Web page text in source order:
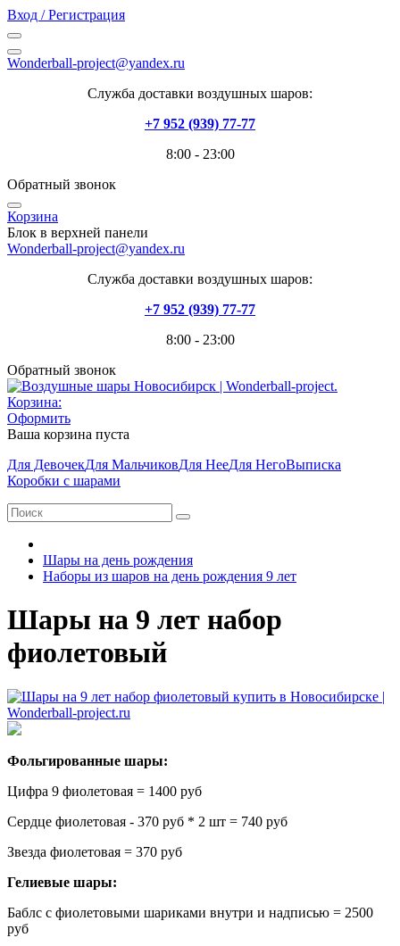
Вход / Регистрация
Wonderball-project@yandex.ru
Служба доставки воздушных шаров:
+7 952 (939) 77-77
8:00 - 23:00
Обратный звонок
Корзина
Блок в верхней панели
Wonderball-project@yandex.ru
Служба доставки воздушных шаров:
+7 952 (939) 77-77
8:00 - 23:00
Обратный звонок
Корзина:
Оформить
Ваша корзина пуста
Для ДевочекДля МальчиковДля НееДля НегоВыписка
Коробки с шарами
Шары на день рождения
Наборы из шаров на день рождения 9 лет
Шары на 9 лет набор
фиолетовый
Фольгированные шары:
Цифра 9 фиолетовая = 1400 руб
Сердце фиолетовая - 370 руб * 2 шт = 740 руб
Звезда фиолетовая = 370 руб
Гелиевые шары:
Баблс с фиолетовыми шариками внутри и надписью = 2500
руб